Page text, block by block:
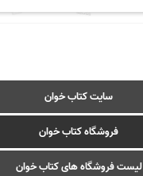
سایت کتاب خوان
فروشگاه کتاب خوان
لیست فروشگاه های کتاب خوان